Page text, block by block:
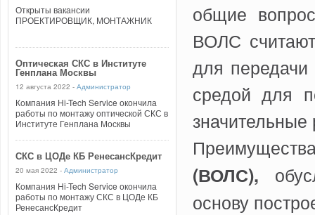
Открыты вакансии
ПРОЕКТИРОВЩИК, МОНТАЖНИК
Оптическая СКС в Институте
Генплана Москвы
12 августа 2022 - Администратор
Компания Hi-Tech Service окончила
работы по монтажу оптической СКС в
Институте Генплана Москвы
СКС в ЦОДе КБ РенесансКредит
20 мая 2022 - Администратор
Компания Hi-Tech Service окончила
работы по монтажу СКС в ЦОДе КБ
РенесансКредит
общие
ВОЛС
для
средой для
значительные
(ВОЛС),
основу